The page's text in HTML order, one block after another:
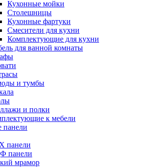
Кухонные мойки
Столешницы
Кухонные фартуки
Смесители для кухни
Комплектующие для кухни
для ванной комнаты
и тумбы
и полки
к мебели
панели
панели
панели
мрамор